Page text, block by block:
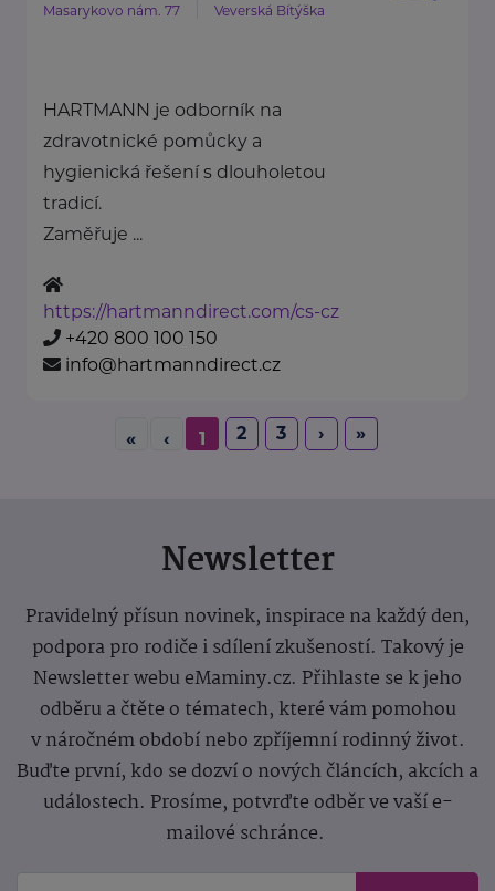
Masarykovo nám. 77 Veverská Bítýška
HARTMANN je odborník na
zdravotnické pomůcky a
hygienická řešení s dlouholetou
tradicí.
Zaměřuje ...
https://hartmanndirect.com/cs-cz
+420 800 100 150
info@hartmanndirect.cz
« ‹ 1 2 3 › »
Newsletter
Pravidelný přísun novinek, inspirace na každý den,
podpora pro rodiče i sdílení zkušeností. Takový je
Newsletter webu eMaminy.cz. Přihlaste se k jeho
odběru a čtěte o tématech, které vám pomohou
v náročném období nebo zpříjemní rodinný život.
Buďte první, kdo se dozví o nových článcích, akcích a
událostech. Prosíme, potvrďte odběr ve vaší e-
mailové schránce.